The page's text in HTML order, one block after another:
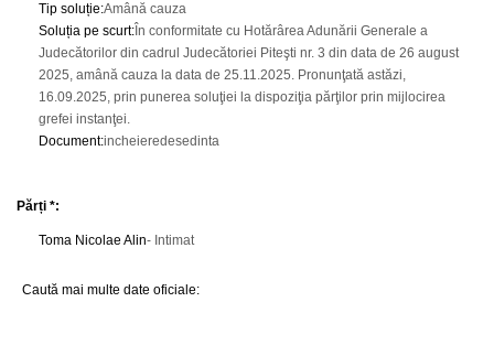
Tip soluție:Amână cauza
Soluția pe scurt: În conformitate cu Hotărârea Adunării Generale a
Judecătorilor din cadrul Judecătoriei Piteşti nr. 3 din data de 26 august
2025, amână cauza la data de 25.11.2025. Pronunţată astăzi,
16.09.2025, prin punerea soluţiei la dispoziţia părţilor prin mijlocirea
grefei instanţei.
Document:incheieredesedinta
Părți *:
Toma Nicolae Alin- Intimat
Caută mai multe date oficiale: